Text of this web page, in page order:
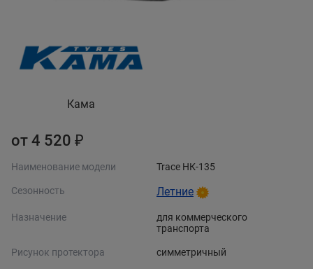
Кама
от 4 520 ₽
Наименование модели Trace НК-135
Сезонность Летние
Назначение
для коммерческого
транспорта
Рисунок протектора симметричный